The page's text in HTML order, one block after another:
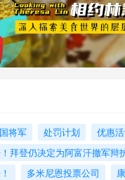
将军 处罚计划 优惠
拜登仍决定为阿富汗撤军辩
多米尼恩投票公司